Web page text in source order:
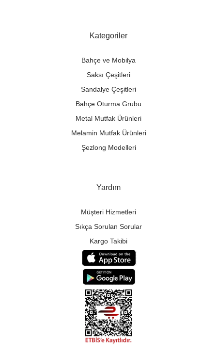
Kategoriler
Bahçe ve Mobilya
Saksı Çeşitleri
Sandalye Çeşitleri
Bahçe Oturma Grubu
Metal Mutfak Ürünleri
Melamin Mutfak Ürünleri
Şezlong Modelleri
Yardım
Müşteri Hizmetleri
Sıkça Sorulan Sorular
Kargo Takibi